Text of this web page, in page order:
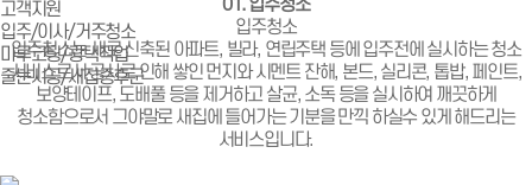
고객지원
입주/이사/거주청소
마루코팅/광택작업
줄눈시공/새집증후군
01. 입주청소
입주청소
입주청소는 새로 신축된 아파트, 빌라, 연립주택 등에 입주전에 실시하는 청소
서비스로서 공사로 인해 쌓인 먼지와 시멘트 잔해, 본드, 실리콘, 톱밥, 페인트,
보양테이프, 도배풀 등을 제거하고 살균, 소독 등을 실시하여 깨끗하게
청소함으로서 그야말로 새집에 들어가는 기분을 만끽 하실수 있게 해드리는
서비스입니다.